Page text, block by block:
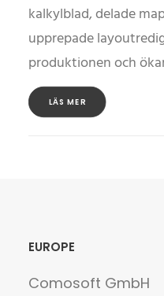
kalkylblad, delade
upprepade
produktionen och
LÄS MER
EUROPE
Comosoft GmbH